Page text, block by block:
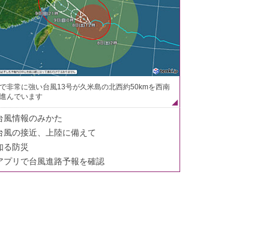
非常に強い台風13号が久米島の北西約50kmを西南
んでいます
風情報のみかた
風の接近、上陸に備えて
る防災
プリで台風進路予報を確認